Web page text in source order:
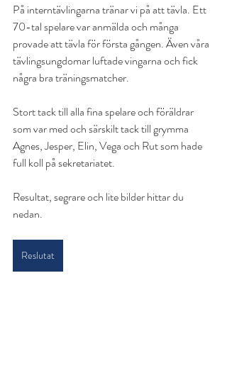
På interntävlingarna tränar vi på att tävla. Ett
70-tal spelare var anmälda och många
provade att tävla för första gången. Även våra
tävlingsungdomar luftade vingarna och fick
några bra träningsmatcher.
Stort tack till alla fina spelare och föräldrar
som var med och särskilt tack till grymma
Agnes, Jesper, Elin, Vega och Rut som hade
full koll på sekretariatet.
Resultat, segrare och lite bilder hittar du
nedan.
Reslutat